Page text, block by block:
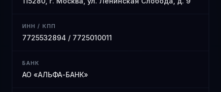
ИНН / КПП
7725532894 / 7725010011
БАНК
АО «АЛЬФА-БАНК»